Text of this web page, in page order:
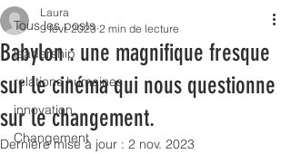
Tous les posts
leadership
relations humaines
innovation
Changement
Babylon : une magnifique fresque
sur le cinéma qui nous questionne
sur le changement.
Laura
9 févr. 2023 2 min de lecture
Dernière mise à jour : 2 nov. 2023